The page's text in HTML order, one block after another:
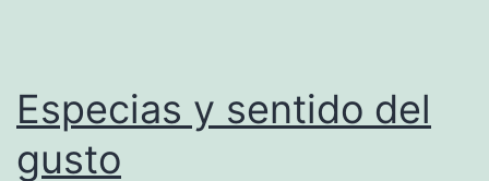
Especias y sentido del
gusto